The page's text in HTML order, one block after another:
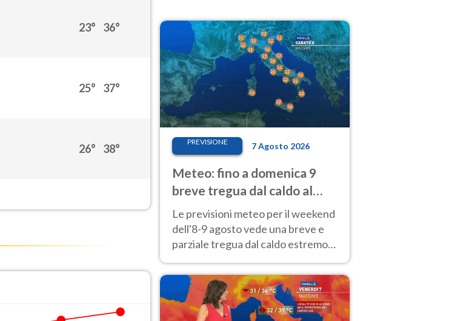
23° 36°
25° 37°
26° 38°
PREVISIONE 7 Agosto 2026
Meteo: fino a domenica 9
breve tregua dal caldo al
Nord! Altrove calura e afa
Le previsioni meteo per il weekend
dell'8-9 agosto vede una breve e
parziale tregua dal caldo estremo
40 gradi.